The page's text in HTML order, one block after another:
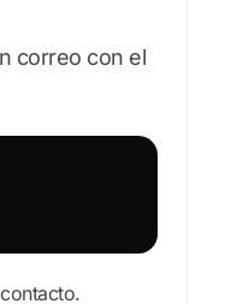
correo con el